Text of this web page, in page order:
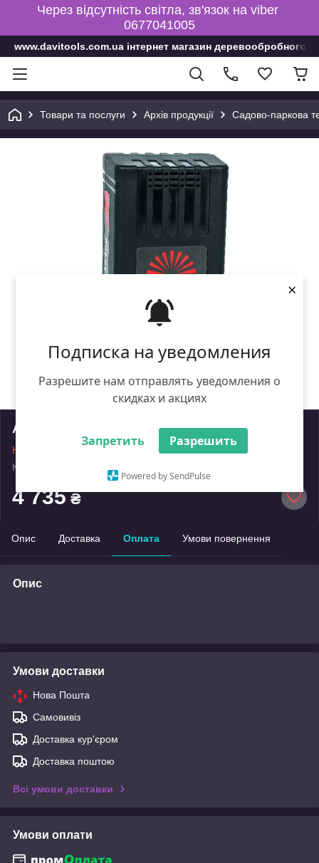
Подписка на уведомления
Разрешите нам отправлять уведомления о
скидках и акциях
Запретить Разрешить
Powered by SendPulse
×
Через відсутність світла, зв'язок на viber
0677041005
www.davitools.com.ua інтернет магазин деревообробного
Товари та послуги Архів продукції Садово-паркова
Акумулятор Vitals Master ASL 3640a
Немає в наявності
Код: 000083156
4 735 ₴
Опис Доставка Оплата Умови повернення
Опис
Умови доставки
Нова Пошта
Самовивіз
Доставка кур'єром
Доставка поштою
Всі умови доставки
Умови оплати